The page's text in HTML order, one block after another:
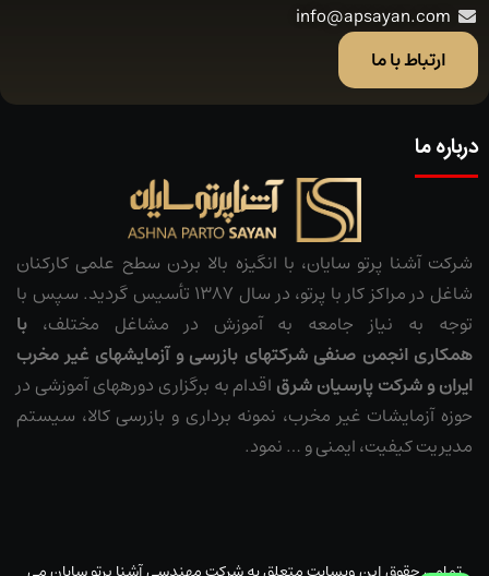
info@apsayan.com
ارتباط با ما
درباره ما
شرکت آشنا پرتو سایان، با انگیزه بالا بردن سطح علمی کارکنان
شاغل در مراکز کار با پرتو، در سال 1387 تأسیس گردید. سپس با
توجه به نیاز جامعه به آموزش در مشاغل مختلف، با
همکاریانجمن صنفی شرکت­های بازرسی و آزمایش­های غیر مخرب
ایرانو شرکت پارسیان شرق اقدام به برگزاری دوره­های آموزشی در
حوزه آزمایشات غیر مخرب، نمونه ­برداری و بازرسی کالا، سیستم
مدیریت کیفیت، ایمنی و … نمود.